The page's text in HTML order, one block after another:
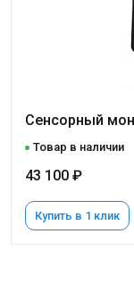
Сенсорный
Товар в наличии
43 100 ₽
Купить в 1 клик